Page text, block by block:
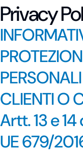
Privacy
CLIENTI O
Artt. 13 e 14
UE 679/